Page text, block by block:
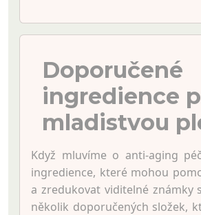
Doporučené
ingredience
mladistvou
Když mluvíme o anti-aging
ingredience, které mohou
a zredukovat viditelné známky
několik doporučených složek,